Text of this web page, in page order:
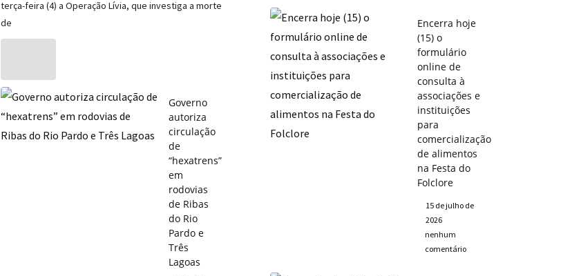
terça-feira (4) a Operação Lívia, que investiga a morte
de
Governo
autoriza
circulação
de
“hexatrens”
em
rodovias
de Ribas
do Rio
Pardo e
Três
Lagoas
Encerra hoje
(15) o
formulário
online de
consulta à
associações e
instituições
para
comercialização
de alimentos
na Festa do
Folclore
15 de julho de
2026
nenhum
comentário